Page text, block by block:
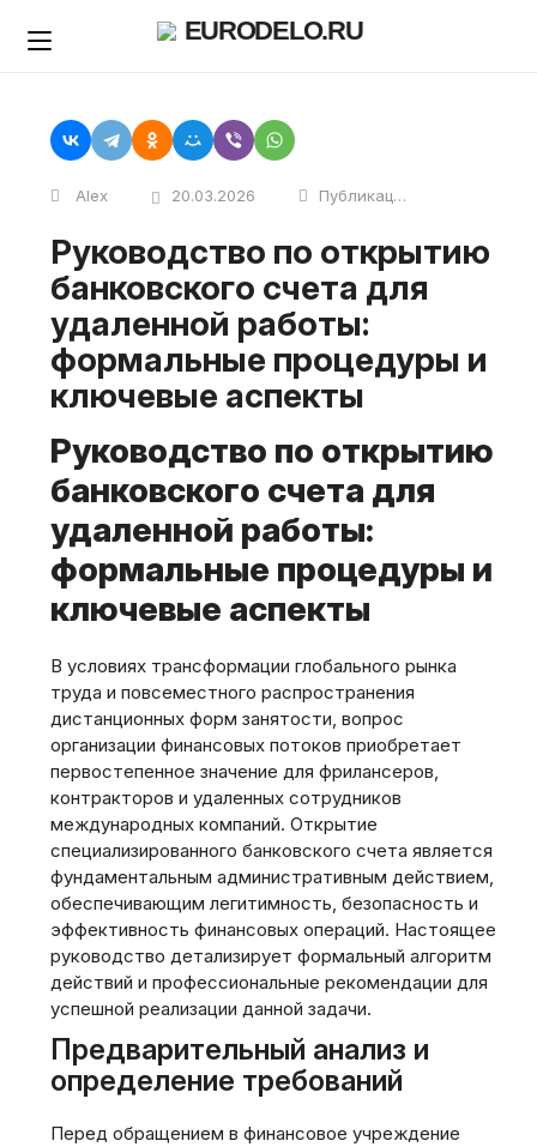
EURODELO.RU
Alex 20.03.2026 Публикации
Руководство по открытию
банковского счета для
удаленной работы:
формальные процедуры и
ключевые аспекты
Руководство по открытию
банковского счета для
удаленной работы:
формальные процедуры и
ключевые аспекты
В условиях трансформации глобального рынка
труда и повсеместного распространения
дистанционных форм занятости, вопрос
организации финансовых потоков приобретает
первостепенное значение для фрилансеров,
контракторов и удаленных сотрудников
международных компаний. Открытие
специализированного банковского счета является
фундаментальным административным действием,
обеспечивающим легитимность, безопасность и
эффективность финансовых операций. Настоящее
руководство детализирует формальный алгоритм
действий и профессиональные рекомендации для
успешной реализации данной задачи.
Предварительный анализ и
определение требований
Перед обращением в финансовое учреждение